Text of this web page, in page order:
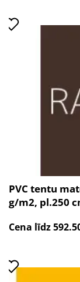
PVC tentu
g/m2, pl.250
Cena līdz